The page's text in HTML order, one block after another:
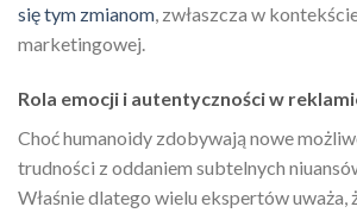
się tym zmianom , zwłaszcza w
marketingowej.
Rola emocji i autentyczności w
Choć humanoidy zdobywają nowe
trudności z oddaniem subtelnych
Właśnie dlatego wielu ekspertów uważa,